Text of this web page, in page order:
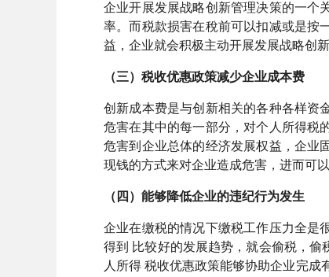
企业开展发展战略创新管理决策的一个
率。而税款损害在稅前可以扣减或是按
益，企业就会积极主动开展发展战略创
（三）税收优惠政策减少企业成本费
创新成本费是与创新相关的各种各样资
危害在其中的每一部分，对个人所得税
危害到企业总体的经济发展权益，企业
现钱的方式来对企业造成危害，进而可
（四）能够降低企业的违纪行为发生
企业在缴税的情况下缴税工作压力全是
得到 比较好的发展趋势，就会偷税，
人所得 税收优惠政策能够协助企业完成